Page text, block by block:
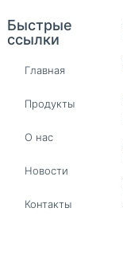
Быстрые
ссылки
Главная
Продукты
О нас
Новости
Контакты